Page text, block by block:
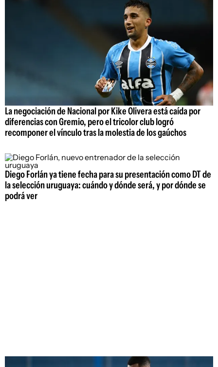
La negociación de Nacional por Kike Olivera está caída por
diferencias con Gremio, pero el tricolor club logró
recomponer el vínculo tras la molestia de los gaúchos
Diego Forlán ya tiene fecha para su presentación como DT de
la selección uruguaya: cuándo y dónde será, y por dónde se
podrá ver